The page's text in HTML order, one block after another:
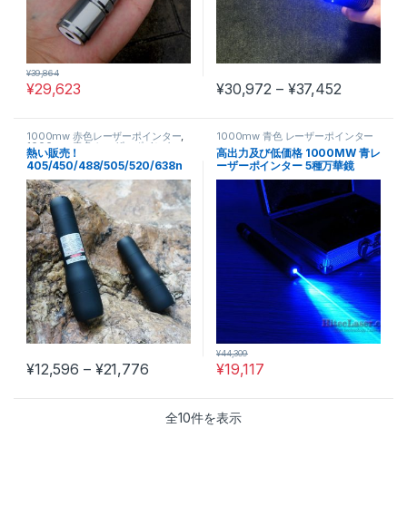
¥29,623
¥39,864
¥30,972 – ¥37,452価格帯:
この商品には複数のバリエーシ
1000mw 赤色レーザーポインター,
1000mw 青色 レーザーポインター
100mw 緑色レーザーポインター
300mw 赤色レーザーポインター,
500mw 青色 レーザーポインター
熱い販売！
405/450/488/505/520/638n
m 緑色/青色/赤色 レーザーポイ
ンター DS6
¥12,596 – ¥21,776価格帯: ¥12,596 – ¥21,776
この商品には複数のバリエーションがあります。 オプションは商
1000mw 青色 レーザーポインター
高出力及び低価格 1000MW 青レ
ーザーポインター 5種万華鏡
¥19,117
¥44,309
全10件を表示